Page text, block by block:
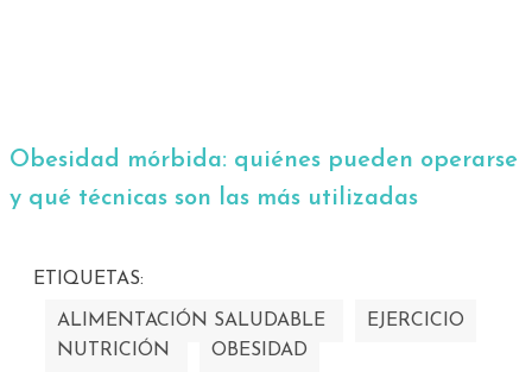
Obesidad mórbida: quiénes pueden operarse
y qué técnicas son las más utilizadas
ETIQUETAS:
ALIMENTACIÓN SALUDABLE
EJERCICIO
NUTRICIÓN
OBESIDAD